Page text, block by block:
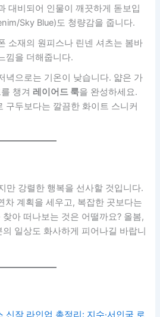
대비되어 인물이 깨끗하게 돋보입
Sky Blue)도 청량감을 줍니다.
소재의 원피스나 린넨 셔츠는 봄바
낌을 더해줍니다.
녁으로는 기온이 낮습니다. 얇은 가
챙겨 레이어드 룩을 완성하세요.
구두보다는 깔끔한 화이트 스니커
만 강렬한 행복을 선사할 것입니다.
차 계획을 세우고, 복잡한 곳보다는
아 떠나보는 것은 어떨까요? 올봄,
일상도 화사하게 피어나길 바랍니
신작 라인업 총정리: 지수·서인국 로